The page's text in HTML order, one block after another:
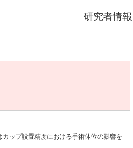
研究者情報
ップ設置精度における手術体位の影響を